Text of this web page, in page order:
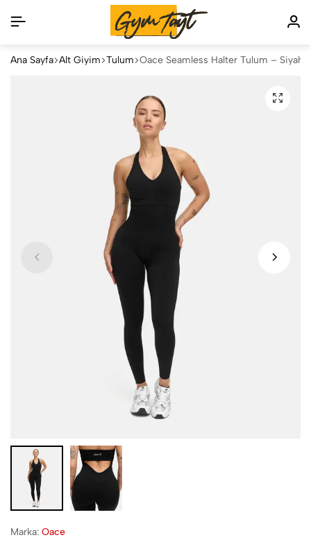
Ana Sayfa Alt Giyim Tulum Oace Seamless Halter Tulum – Siyah
Marka: Oace